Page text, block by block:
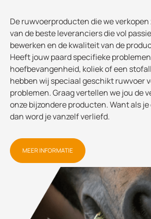
De ruwvoerproducten die we
van de beste leveranciers die vol
bewerken en de kwaliteit van de
Heeft jouw paard specifieke
hoefbevangenheid, koliek of een
hebben wij speciaal geschikt ruwvoer
problemen. Graag vertellen we jou de
onze bijzondere producten. Want als
dan word je vanzelf verliefd.
MEER INFORMATIE